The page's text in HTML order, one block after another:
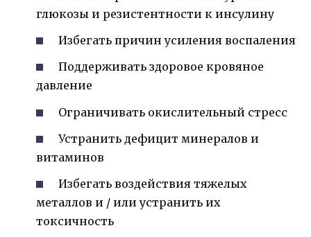
глюкозы и резистентности к инсулину
Избегать причин усиления воспаления
Поддерживать здоровое кровяное
давление
Ограничивать окислительный стресс
Устранить дефицит минералов и
витаминов
Избегать воздействия тяжелых
металлов и / или устранить их
токсичность